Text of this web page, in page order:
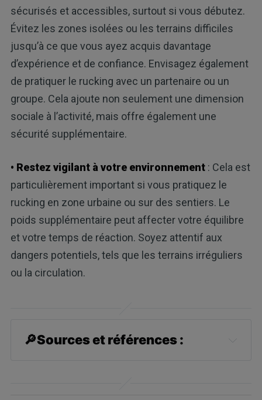
sécurisés et accessibles, surtout si vous débutez.
Évitez les zones isolées ou les terrains difficiles
jusqu’à ce que vous ayez acquis davantage
d’expérience et de confiance. Envisagez également
de pratiquer le rucking avec un partenaire ou un
groupe. Cela ajoute non seulement une dimension
sociale à l’activité, mais offre également une
sécurité supplémentaire.
• Restez vigilant à votre environnement : Cela est
particulièrement important si vous pratiquez le
rucking en zone urbaine ou sur des sentiers. Le
poids supplémentaire peut affecter votre équilibre
et votre temps de réaction. Soyez attentif aux
dangers potentiels, tels que les terrains irréguliers
ou la circulation.
🔎Sources et références :